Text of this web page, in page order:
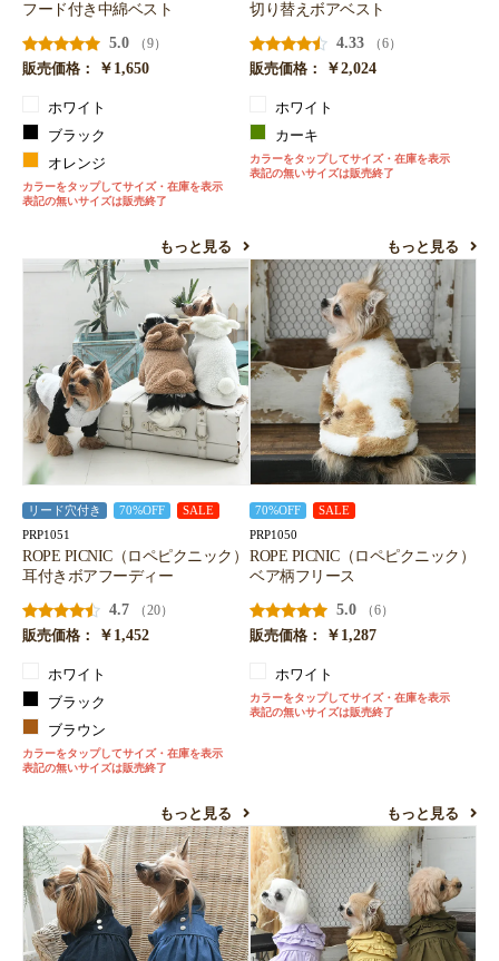
フード付き中綿ベスト
5.0
（9）
販売価格：
￥1,650
ホワイト
ブラック
オレンジ
カラーをタップしてサイズ・在庫を表示
表記の無いサイズは販売終了
もっと見る
切り替えボアベスト
4.33
（6）
販売価格：
￥2,024
ホワイト
カーキ
カラーをタップしてサイズ・在庫を表示
表記の無いサイズは販売終了
もっと見る
リード穴付き 70%OFF SALE
PRP1051
ROPE PICNIC（ロペピクニック）
耳付きボアフーディー
4.7
（20）
販売価格：
￥1,452
ホワイト
ブラック
ブラウン
カラーをタップしてサイズ・在庫を表示
表記の無いサイズは販売終了
もっと見る
70%OFF SALE
PRP1050
ROPE PICNIC（ロペピクニック）
ベア柄フリース
5.0
（6）
販売価格：
￥1,287
ホワイト
カラーをタップしてサイズ・在庫を表示
表記の無いサイズは販売終了
もっと見る